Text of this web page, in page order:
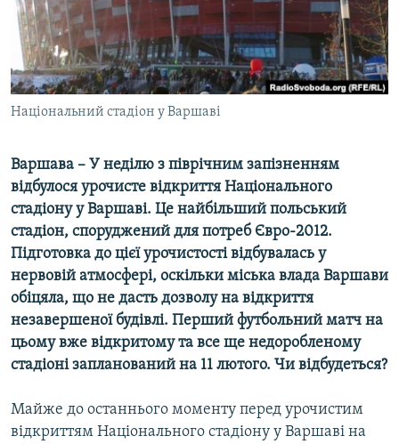
ПОДКАСТИ
КРИМ РЕАЛІЇ
РУС
КТАТ
ДОЛУЧАЙСЯ!
Усі сайти RFE/RL
Національний стадіон у Варшаві
Варшава – У неділю з піврічним запізненням
відбулося урочисте відкриття Національного
стадіону у Варшаві. Це найбільший польський
стадіон, споруджений для потреб Євро-2012.
Підготовка до цієї урочистості відбувалась у
нервовій атмосфері, оскільки міська влада Варшави
обіцяла, що не дасть дозволу на відкриття
незавершеної будівлі. Перший футбольний матч на
цьому вже відкритому та все ще недоробленому
стадіоні запланований на 11 лютого. Чи відбудеться?
Майже до останнього моменту перед урочистим
відкриттям Національного стадіону у Варшаві на